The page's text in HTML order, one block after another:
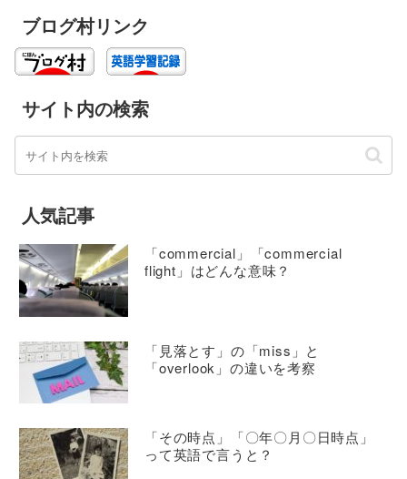
ブログ村リンク
サイト内の検索
人気記事
「commercial」「commercial
flight」はどんな意味？
「見落とす」の「miss」と
「overlook」の違いを考察
「その時点」「〇年〇月〇日時点」
って英語で言うと？